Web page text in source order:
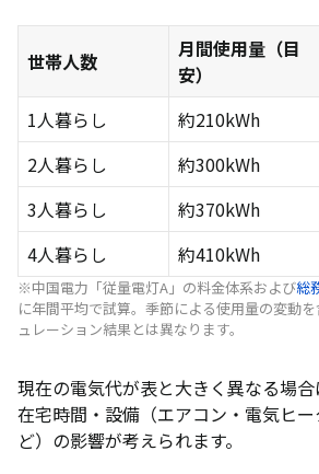
リボンエナジー｜7種類の割引
Looopでんき｜電気代を自分で
【世帯・目的別】広島県でおすす
一人暮らしにおすすめの電力会
ファミリーにおすすめの電力会
オール電化住宅におすすめの電
広島ガスを利用中の方におす
自分の使用量（kWh）や電気
電気料金単価以外の金額も確認
世帯人数
月間使用量（目
安）
1人暮らし 約210kWh
2人暮らし
約300kWh
3人暮らし
約370kWh
4人暮らし
約410kWh
※中国電力「従量電灯A」の料金体系および総
に年間平均で試算。季節による使用量の変動
ュレーション結果とは異なります。
現在の電気代が表と大きく異なる場
在宅時間・設備（エアコン・電気ヒ
ど）の影響が考えられます。